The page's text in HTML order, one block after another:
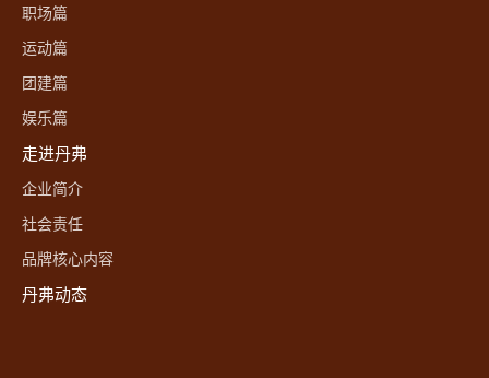
职场篇
运动篇
团建篇
娱乐篇
走进丹弗
企业简介
社会责任
品牌核心内容
丹弗动态